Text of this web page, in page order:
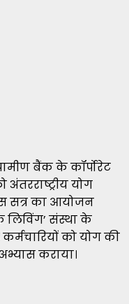
बैंक के कॉर्पोरेट
योग
सत्र का आयोजन
लिविंग’ संस्था के
को योग की
कराया।